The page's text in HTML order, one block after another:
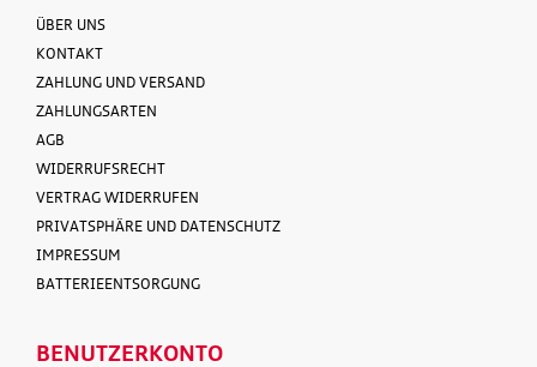
ÜBER UNS
KONTAKT
ZAHLUNG UND VERSAND
ZAHLUNGSARTEN
AGB
WIDERRUFSRECHT
VERTRAG WIDERRUFEN
PRIVATSPHÄRE UND DATENSCHUTZ
IMPRESSUM
BATTERIEENTSORGUNG
BENUTZERKONTO